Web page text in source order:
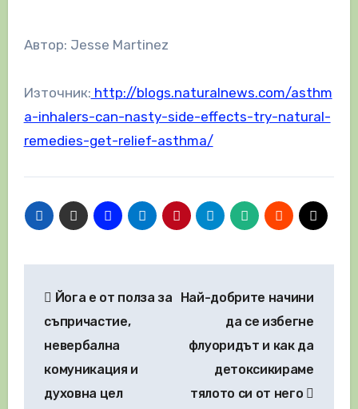
Автор: Jesse Martinez
Източник: http://blogs.naturalnews.com/asthm
a-inhalers-can-nasty-side-effects-try-natural-
remedies-get-relief-asthma/
Йога е от полза за
съпричастие,
невербална
комуникация и
духовна цел
Най-добрите начини
да се избегне
флуоридът и как да
детоксикираме
тялото си от него